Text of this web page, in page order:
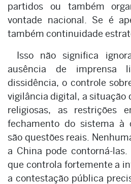
partidos ou também
vontade nacional. Se é
também continuidade
Isso não significa
ausência de imprensa
dissidência, o controle
vigilância digital, a situação
religiosas, as restrições
fechamento do sistema à
são questões reais.
a China pode contorná-
que controla fortemente a
a contestação pública